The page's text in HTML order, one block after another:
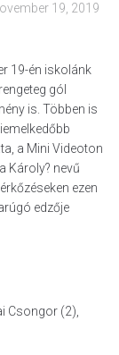
19, 2019
19-én iskolánk
gól
is. Többen is
a Mini Videoton
Károly? nevű
ezen
edzője
Csongor (2),